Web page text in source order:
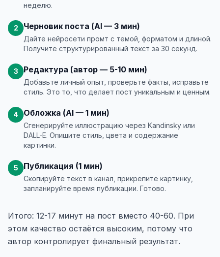
неделю.
2 Черновик поста (AI — 3 мин)
Дайте нейросети промт с темой, форматом и длиной.
Получите структурированный текст за 30 секунд.
3 Редактура (автор — 5-10 мин)
Добавьте личный опыт, проверьте факты, исправьте
стиль. Это то, что делает пост уникальным и ценным.
4 Обложка (AI — 1 мин)
Сгенерируйте иллюстрацию через Kandinsky или
DALL-E. Опишите стиль, цвета и содержание
картинки.
5 Публикация (1 мин)
Скопируйте текст в канал, прикрепите картинку,
запланируйте время публикации. Готово.
Итого: 12-17 минут на пост вместо 40-60. При
этом качество остаётся высоким, потому что
автор контролирует финальный результат.